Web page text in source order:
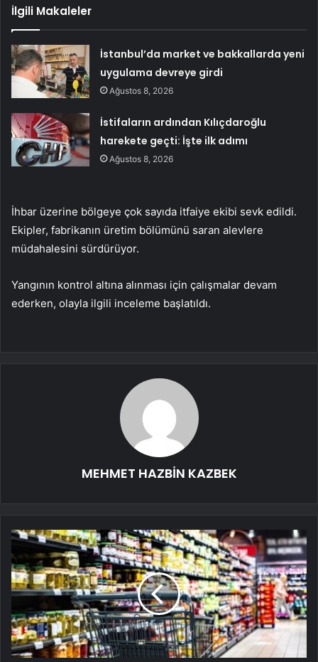
İlgili Makaleler
İstanbul’da market ve bakkallarda yeni
uygulama devreye girdi
Ağustos 8, 2026
İstifaların ardından Kılıçdaroğlu
harekete geçti: İşte ilk adımı
Ağustos 8, 2026
İhbar üzerine bölgeye çok sayıda itfaiye ekibi sevk edildi.
Ekipler, fabrikanın üretim bölümünü saran alevlere
müdahalesini sürdürüyor.
Yangının kontrol altına alınması için çalışmalar devam
ederken, olayla ilgili inceleme başlatıldı.
MEHMET HAZBİN KAZBEK